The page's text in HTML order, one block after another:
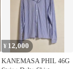
¥ 12,000
KANEMASA PHIL 46G